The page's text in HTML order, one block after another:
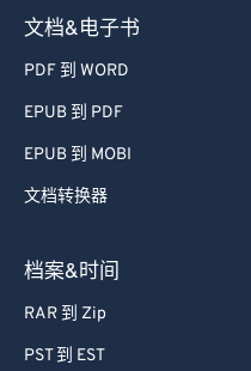
文档&电子书
PDF 到 WORD
EPUB 到 PDF
EPUB 到 MOBI
文档转换器
档案&时间
RAR 到 Zip
PST 到 EST